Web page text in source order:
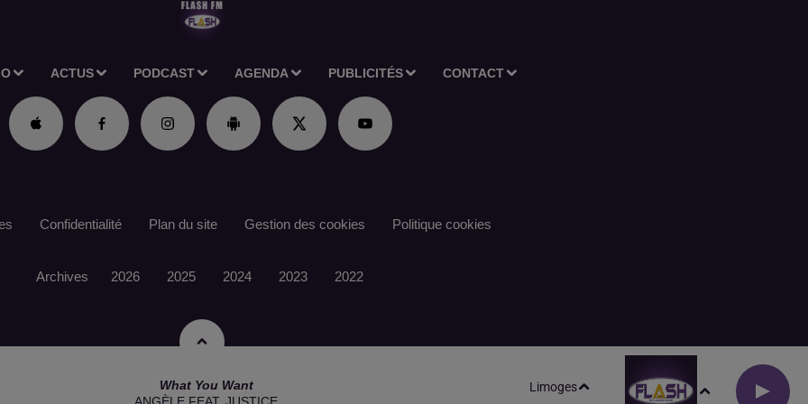
ACTUS PODCAST AGENDA PUBLICITÉS CONTACT
What You Want
ANGÈLE FEAT. JUSTICE
Limoges
Confidentialité Plan du site Gestion des cookies Politique cookies
Archives 2026 2025 2024 2023 2022